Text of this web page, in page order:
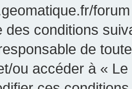
des conditions
de
ou accéder à «